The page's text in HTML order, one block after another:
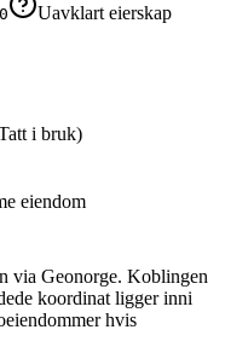
Uavklart eierskap
i bruk)
eiendom
via Geonorge. Koblingen
koordinat ligger inni
hvis